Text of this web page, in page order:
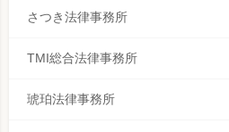
さつき法律事務所
TMI総合法律事務所
琥珀法律事務所